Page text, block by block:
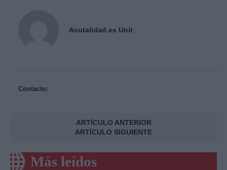
Acutalidad.es Unit
Contacto:
ARTÍCULO ANTERIOR
ARTÍCULO SIGUIENTE
Más leídos